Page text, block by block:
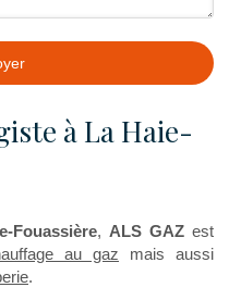
à La Haie-
Fouassière, ALS GAZest
au gaz mais aussi
.